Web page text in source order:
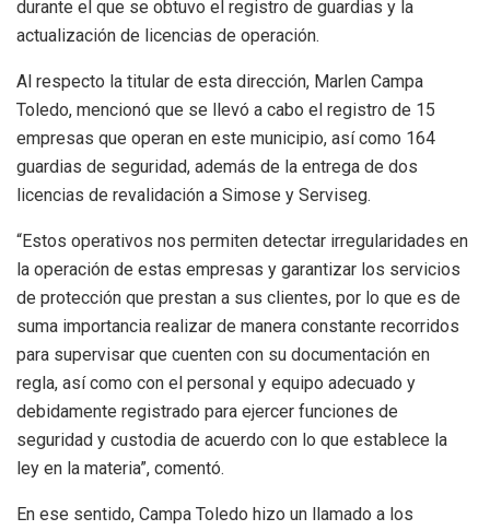
durante el que se obtuvo el registro de guardias y la
actualización de licencias de operación.
Al respecto la titular de esta dirección, Marlen Campa
Toledo, mencionó que se llevó a cabo el registro de 15
empresas que operan en este municipio, así como 164
guardias de seguridad, además de la entrega de dos
licencias de revalidación a Simose y Serviseg.
“Estos operativos nos permiten detectar irregularidades en
la operación de estas empresas y garantizar los servicios
de protección que prestan a sus clientes, por lo que es de
suma importancia realizar de manera constante recorridos
para supervisar que cuenten con su documentación en
regla, así como con el personal y equipo adecuado y
debidamente registrado para ejercer funciones de
seguridad y custodia de acuerdo con lo que establece la
ley en la materia”, comentó.
En ese sentido, Campa Toledo hizo un llamado a los